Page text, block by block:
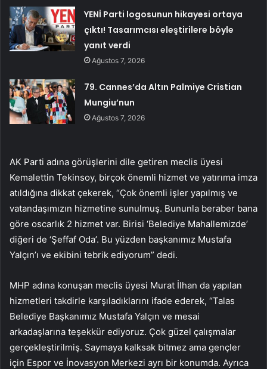
YENİ Parti logosunun hikayesi ortaya
çıktı! Tasarımcısı eleştirilere böyle
yanıt verdi
Ağustos 7, 2026
79. Cannes’da Altın Palmiye Cristian
Mungiu’nun
Ağustos 7, 2026
AK Parti adına görüşlerini dile getiren meclis üyesi
Kemalettin Tekinsoy, birçok önemli hizmet ve yatırıma imza
atıldığına dikkat çekerek, “Çok önemli işler yapılmış ve
vatandaşımızın hizmetine sunulmuş. Bununla beraber bana
göre oscarlık 2 hizmet var. Birisi ‘Belediye Mahallemizde’
diğeri de ‘Şeffaf Oda’. Bu yüzden başkanımız Mustafa
Yalçın’ı ve ekibini tebrik ediyorum” dedi.
MHP adına konuşan meclis üyesi Murat İlhan da yapılan
hizmetleri takdirle karşıladıklarını ifade ederek, “Talas
Belediye Başkanımız Mustafa Yalçın ve mesai
arkadaşlarına teşekkür ediyoruz. Çok güzel çalışmalar
gerçekleştirilmiş. Saymaya kalksak bitmez ama gençler
için Espor ve İnovasyon Merkezi ayrı bir konumda. Ayrıca